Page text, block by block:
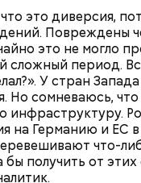
это диверсия,
Повреждены
это не могло
сложный период.
У стран
Но сомневаюсь,
инфраструктуру.
на Германию и ЕС
что-
бы получить от
отметил, что в
техники и мертвых
сталкеров, как в
пожарную вышку,
запрещено. Зато
эксклюзив.